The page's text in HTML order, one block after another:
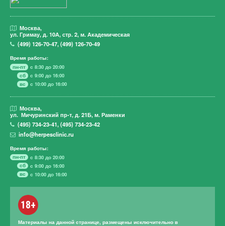
Москва,
ул. Гримау, д. 10А, стр. 2, м. Академическая
(499)126-70-47,(499)126-70-49
Время работы:
пн-пт
с 8:30 до 20:00
сб
с 9:00 до 16:00
вс
с 10:00 до 16:00
Москва,
ул. Мичуринский пр-т, д. 21Б, м. Раменки
(495)734-23-41,(495)734-23-42
info@herpesclinic.ru
Время работы:
пн-пт
с 8:30 до 20:00
сб
с 9:00 до 16:00
вс
с 10:00 до 16:00
18+
Материалы на данной странице, размещены исключительно в